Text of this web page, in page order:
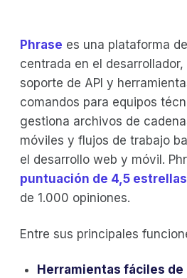
Phrase es una plataforma
centrada en el
soporte de API y
comandos para equipos
gestiona archivos de
móviles y flujos de trabajo
el desarrollo web y móvil.
puntuación de 4,5 estrellas
de 1.000 opiniones.
Entre sus principales
Herramientas fáciles de